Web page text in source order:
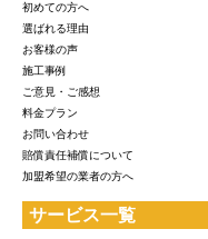
初めての方へ
選ばれる理由
お客様の声
施工事例
ご意見・ご感想
料金プラン
お問い合わせ
賠償責任補償について
加盟希望の業者の方へ
サービス一覧